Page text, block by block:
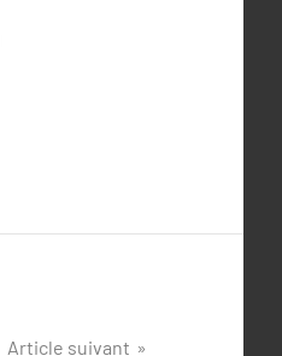
Article suivant